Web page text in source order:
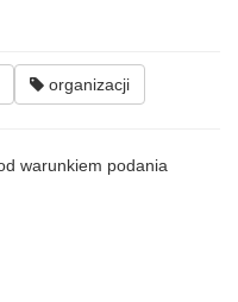
organizacji
warunkiem podania